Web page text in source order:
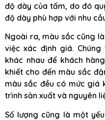
độ dày của tấm, do đó
độ dày phù hợp với nhu
Ngoài ra, màu sắc cũng
việc xác định giá.
khác nhau để khách
khiết cho đến màu sắc
màu sắc đều có mức giá
trình sản xuất và nguyên
Số lượng cũng là một